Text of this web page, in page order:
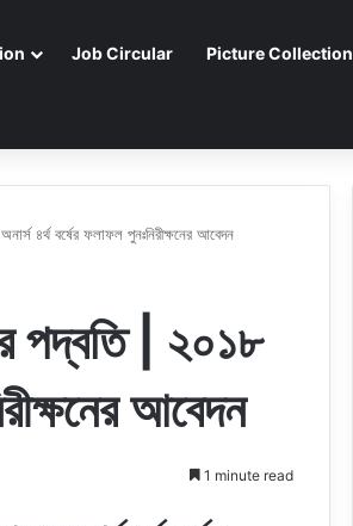
Job Circular Picture Collection
৪র্থ বর্ষের ফলাফল পুনঃনিরীক্ষনের আবেদন
পদ্বতি | ২০১৮
আবেদন
1 minute read